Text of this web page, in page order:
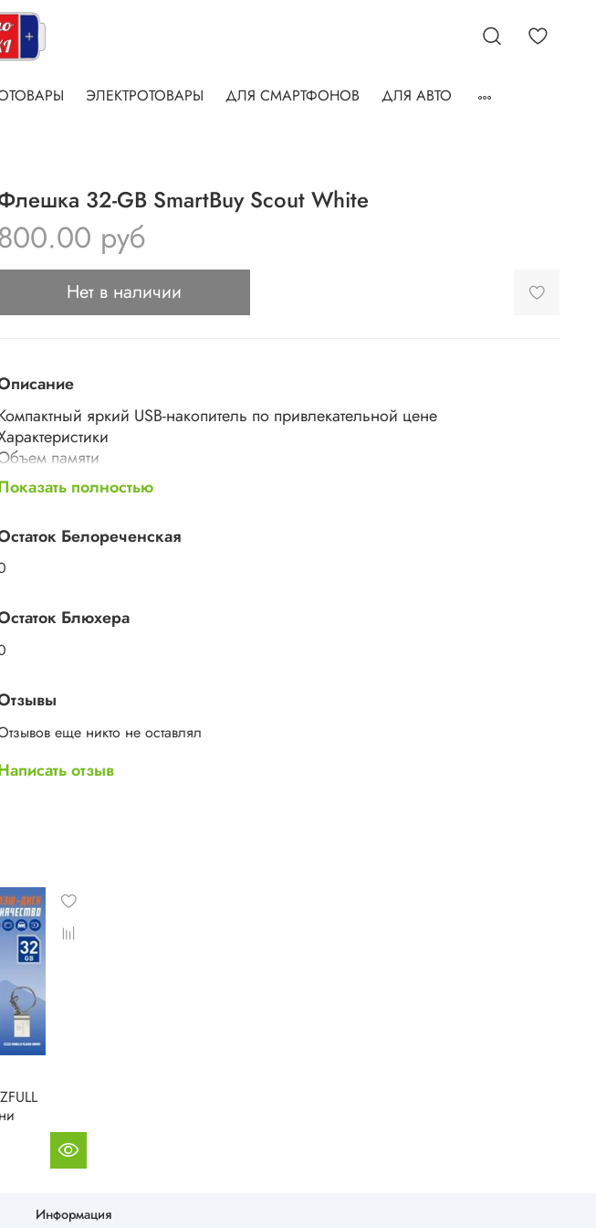
ЭЛЕКТРОТОВАРЫ ДЛЯ СМАРТФОНОВ
ДЛЯ АВТО
32-GB SmartBuy Scout White
800.00 руб
Нет в наличии
яркий USB-накопитель по привлекательной цене
памяти
ГБ
товара
в упаковке
шт.
памяти
ГБ
USB 2.0
колпачком
колпачком
полностью
Белореченская
Блюхера
еще никто не оставлял
отзыв
Информация